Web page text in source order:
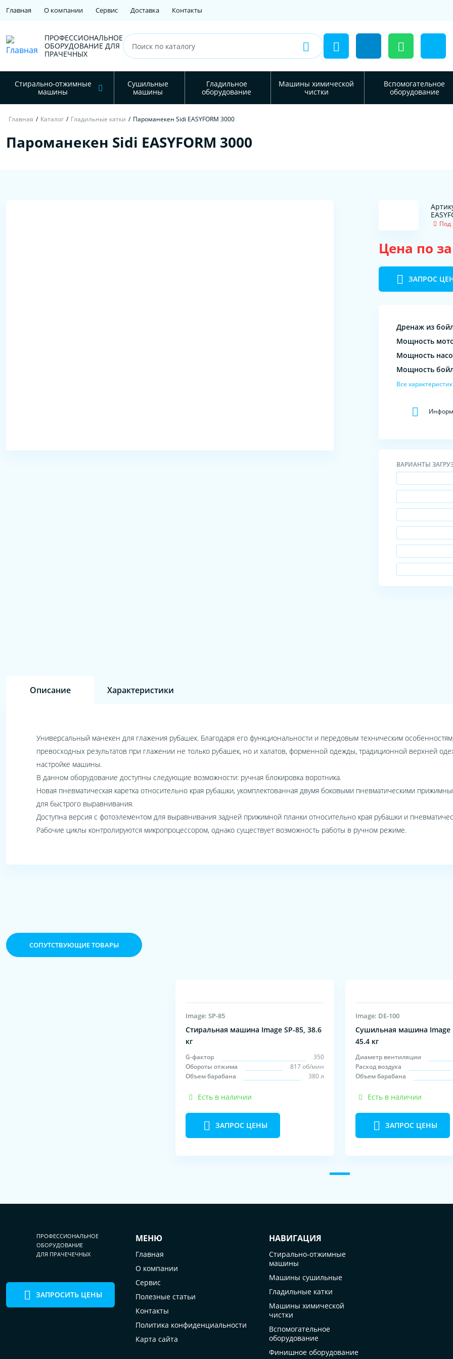
Главная О компании Сервис Доставка Контакты
ПРОФЕССИОНАЛЬНОЕ
ОБОРУДОВАНИЕ ДЛЯ
ПРАЧЕЧНЫХ
Стирально-отжимные
машины
Сушильные
машины
Гладильное
оборудование
Машины химической
чистки
Вспомогательное
оборудование
Главная / Каталог / Гладильные катки / Пароманекен Sidi EASYFORM 3000
Пароманекен Sidi EASYFORM 3000
Под
Цена по
ЗАПРОС
Дренаж из
Мощность
Мощность
Мощность
Все
ВАРИАНТЫ
Описание Характеристики
Универсальный манекен для глажения рубашек. Благодаря его функциональности и передовым техническим
превосходных результатов при глажении не только рубашек, но и халатов, форменной одежды, традиционной верхней
настройке машины.
В данном оборудование доступны следующие возможности: ручная блокировка воротника.
Новая пневматическая каретка относительно края рубашки, укомплектованная двумя боковыми пневматическими
для быстрого выравнивания.
Доступна версия с фотоэлементом для выравнивания задней прижимной планки относительно края рубашки и
Рабочие циклы контролируются микропроцессором, однако существует возможность работы в ручном режиме.
CОПУТСТВУЮЩИЕ ТОВАРЫ
Image: SP-85
Стиральная машина Image SP-85, 38.6
кг
G-фактор
350
Обороты отжима
817 об/мин
Объем барабана
380 л
Есть в наличии
ЗАПРОС ЦЕНЫ
Image: DE-100
Сушильная машина Image
45.4 кг
Диаметр вентиляции
Расход воздуха
Объем барабана
Есть в наличии
ЗАПРОС ЦЕНЫ
ПРОФЕССИОНАЛЬНОЕ
ОБОРУДОВАНИЕ
ДЛЯ ПРАЧЕЧЕЧНЫХ
ЗАПРОСИТЬ ЦЕНЫ
МЕНЮ
Главная
О компании
Сервис
Полезные статьи
Контакты
Политика конфиденциальности
Карта сайта
НАВИГАЦИЯ
Стирально-отжимные
машины
Машины сушильные
Гладильные катки
Машины химической
чистки
Вспомогательное
оборудование
Финишное оборудование